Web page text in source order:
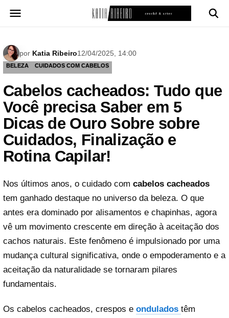
para
por Katia Ribeiro12/04/2025, 14:00
BELEZA CUIDADOS COM CABELOS
Cabelos cacheados: Tudo que
Você precisa Saber em 5
Dicas de Ouro Sobre sobre
Cuidados, Finalização e
Rotina Capilar!
Nos últimos anos, o cuidado com cabelos cacheados
tem ganhado destaque no universo da beleza. O que
antes era dominado por alisamentos e chapinhas, agora
vê um movimento crescente em direção à aceitação dos
cachos naturais. Este fenômeno é impulsionado por uma
mudança cultural significativa, onde o empoderamento e a
aceitação da naturalidade se tornaram pilares
fundamentais.
Os cabelos cacheados, crespos e ondulados têm